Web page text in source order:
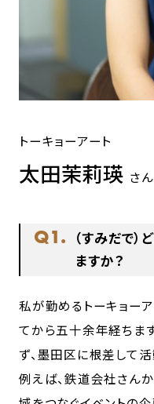
トーキョーアート
太田茉莉瑛 さん
Q1.
（すみだで
ますか？
私が勤めるトーキョー
てから五十余年経ちま
ず、墨田区に根差して
例えば、鉄道会社さん